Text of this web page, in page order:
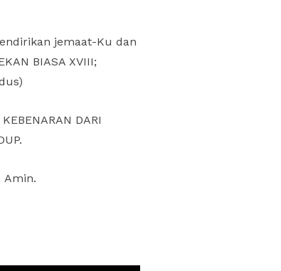
jemaat-Ku dan
BIASA XVIII;
DARI
Amin.